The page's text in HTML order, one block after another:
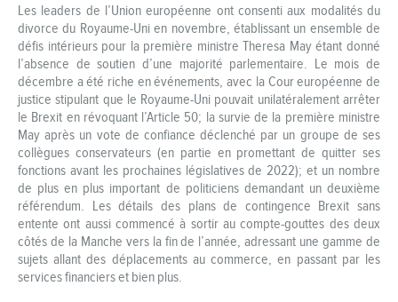
Les leaders de l’Union européenne ont consenti aux modalités du
divorce du Royaume-Uni en novembre, établissant un ensemble de
défis intérieurs pour la première ministre Theresa May étant donné
l’absence de soutien d’une majorité parlementaire. Le mois de
décembre a été riche en événements, avec la Cour européenne de
justice stipulant que le Royaume-Uni pouvait unilatéralement arrêter
le Brexit en révoquant l’Article 50; la survie de la première ministre
May après un vote de confiance déclenché par un groupe de ses
collègues conservateurs (en partie en promettant de quitter ses
fonctions avant les prochaines législatives de 2022); et un nombre
de plus en plus important de politiciens demandant un deuxième
référendum. Les détails des plans de contingence Brexit sans
entente ont aussi commencé à sortir au compte-gouttes des deux
côtés de la Manche vers la fin de l’année, adressant une gamme de
sujets allant des déplacements au commerce, en passant par les
services financiers et bien plus.